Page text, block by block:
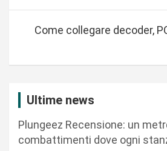
a
Come collegare decoder,
Ultime news
Plungeez Recensione: un
combattimenti dove ogni